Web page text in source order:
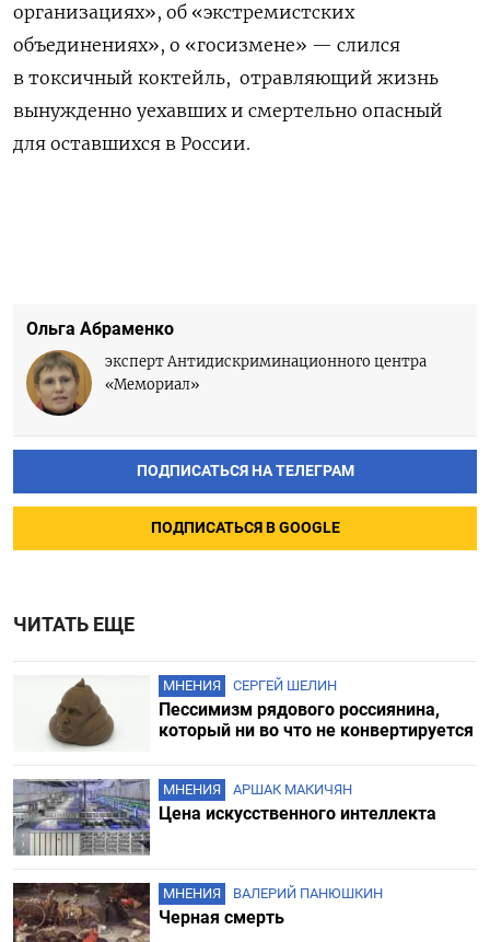
организациях», об «экстремистских
объединениях», о «госизмене» — слился
в токсичный коктейль, отравляющий жизнь
вынужденно уехавших и смертельно опасный
для оставшихся в России.
Ольга Абраменко
эксперт Антидискриминационного центра
«Мемориал»
ПОДПИСАТЬСЯ НА ТЕЛЕГРАМ
ПОДПИСАТЬСЯ В GOOGLE
ЧИТАТЬ ЕЩЕ
МНЕНИЯ СЕРГЕЙ ШЕЛИН
Пессимизм рядового россиянина,
который ни во что не конвертируется
МНЕНИЯ АРШАК МАКИЧЯН
Цена искусственного интеллекта
МНЕНИЯ ВАЛЕРИЙ ПАНЮШКИН
Черная смерть